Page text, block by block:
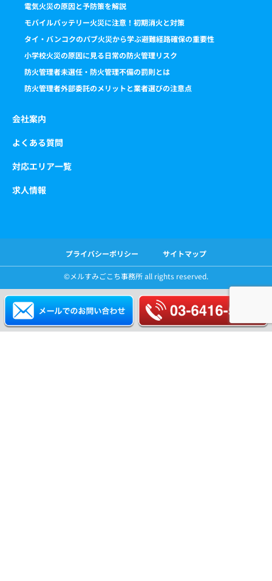
電気火災の原因と予防策を解説
モバイルバッテリー火災に注意！初期消火と対策
タイ・バンコクのパブ火災から学ぶ避難経路確保の重要性
小学校火災の原因に見る日常の防火管理リスク
防火管理者未選任・防火管理不備の罰則とは
防火管理者外部委託のメリットと業者選びの注意点
会社案内
よくある質問
対応エリア一覧
求人情報
プライバシーポリシー サイトマップ
©️メルすみごこち事務所 all rights reserved.